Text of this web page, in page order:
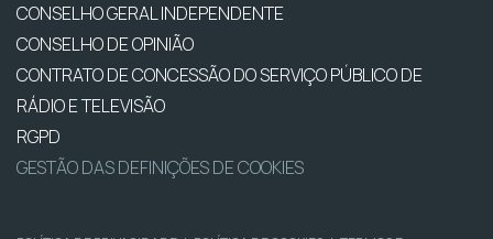
CONSELHO GERAL INDEPENDENTE
CONSELHO DE OPINIÃO
CONTRATO DE CONCESSÃO DO SERVIÇO PÚBLICO DE
RÁDIO E TELEVISÃO
RGPD
GESTÃO DAS DEFINIÇÕES DE COOKIES